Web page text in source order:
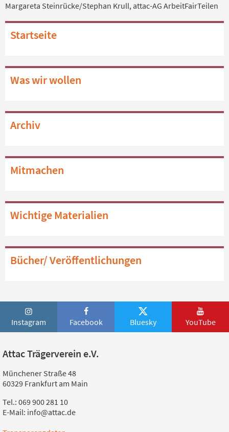
Margareta Steinrücke/Stephan Krull, attac-AG ArbeitFairTeilen
Startseite
Was wir wollen
Archiv
Mitmachen
Wichtige Materialien
Bücher/ Veröffentlichungen
Instagram Facebook Bluesky YouTube
Attac Trägerverein e.V.
Münchener Straße 48
60329 Frankfurt am Main
Tel.: 069 900 281 10
E-Mail: info@attac.de